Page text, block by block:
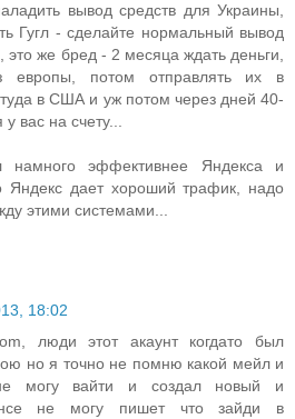
вывод средств для Украины,
Гугл - сделайте нормальный вывод
это же бред - 2 месяца ждать деньги,
европы, потом отправлять их в
в США и уж потом через дней 40-
вас на счету...
намного эффективнее Яндекса и
Яндекс дает хороший трафик, надо
этими системами...
18:02
люди этот акаунт когдато был
но я точно не помню какой мейл и
могу вайти и создал новый и
не могу пишет что зайди в